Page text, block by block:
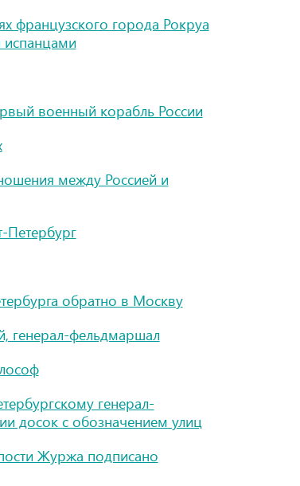
французского города Рокруа
военный корабль России
между Россией и
Петербург
обратно в Москву
генерал-фельдмаршал
генерал-
досок с обозначением улиц
Журжа подписано